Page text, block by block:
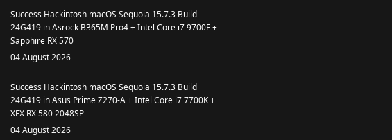
Success Hackintosh macOS Sequoia 15.7.3 Build
24G419 in Asrock B365M Pro4 + Intel Core i7 9700F +
Sapphire RX 570
04 August 2026
Success Hackintosh macOS Sequoia 15.7.3 Build
24G419 in Asus Prime Z270-A + Intel Core i7 7700K +
XFX RX 580 2048SP
04 August 2026